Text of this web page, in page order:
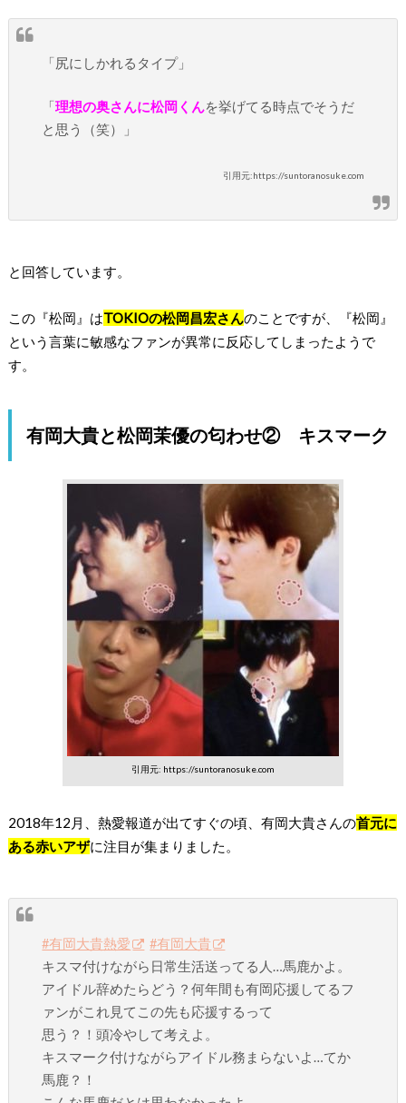
「尻にしかれるタイプ」
「理想の奥さんに松岡くんを挙げてる時点でそうだ
と思う（笑）」
引用元:https://suntoranosuke.com
と回答しています。
この『松岡』はTOKIOの松岡昌宏さんのことですが、『松岡』
という言葉に敏感なファンが異常に反応してしまったようで
す。
有岡大貴と松岡茉優の匂わせ② キスマーク
引用元: https://suntoranosuke.com
2018年12月、熱愛報道が出てすぐの頃、有岡大貴さんの首元に
ある赤いアザに注目が集まりました。
#有岡大貴熱愛
#有岡大貴
キスマ付けながら日常生活送ってる人…馬鹿かよ。
アイドル辞めたらどう？何年間も有岡応援してるフ
ァンがこれ見てこの先も応援するって
思う？！頭冷やして考えよ。
キスマーク付けながらアイドル務まらないよ…てか
馬鹿？！